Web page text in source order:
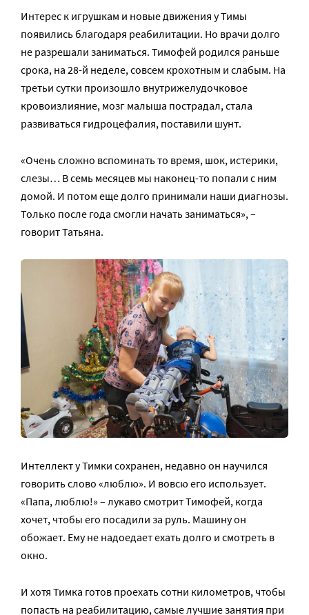
Интерес к игрушкам и новые движения у Тимы
появились благодаря реабилитации. Но врачи долго
не разрешали заниматься. Тимофей родился раньше
срока, на 28-й неделе, совсем крохотным и слабым. На
третьи сутки произошло внутрижелудочковое
кровоизлияние, мозг малыша пострадал, стала
развиваться гидроцефалия, поставили шунт.
«Очень сложно вспоминать то время, шок, истерики,
слезы… В семь месяцев мы наконец-то попали с ним
домой. И потом еще долго принимали наши диагнозы.
Только после года смогли начать заниматься», –
говорит Татьяна.
Интеллект у Тимки сохранен, недавно он научился
говорить слово «люблю». И вовсю его использует.
«Папа, люблю!» – лукаво смотрит Тимофей, когда
хочет, чтобы его посадили за руль. Машину он
обожает. Ему не надоедает ехать долго и смотреть в
окно.
И хотя Тимка готов проехать сотни километров, чтобы
попасть на реабилитацию, самые лучшие занятия при